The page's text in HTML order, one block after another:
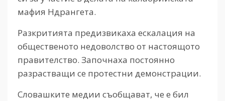
мафия Ндрангета.
Разкритията предизвикаха ескалация на
общественото недоволство от настоящото
правителство. Започнаха постоянно
разрастващи се протестни демонстрации.
Словашките медии съобщават, че е бил